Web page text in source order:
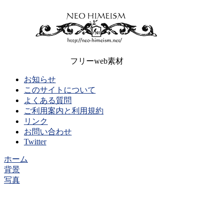
フリーweb素材
お知らせ
このサイトについて
よくある質問
ご利用案内と利用規約
リンク
お問い合わせ
Twitter
ホーム
背景
写真